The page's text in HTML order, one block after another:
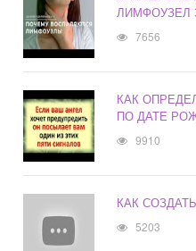
ЛИМФОУЗЕЛ
7656
КАК
ПО ДАТЕ
9910
КАК
5203